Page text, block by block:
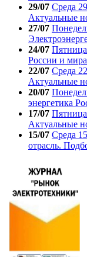
29/07 Среда
Актуальные
27/07
24/07 Пятница
России и
22/07 Среда
Актуальные
20/07
энергетика
17/07 Пятница
Актуальные
15/07 Среда
отрасль.